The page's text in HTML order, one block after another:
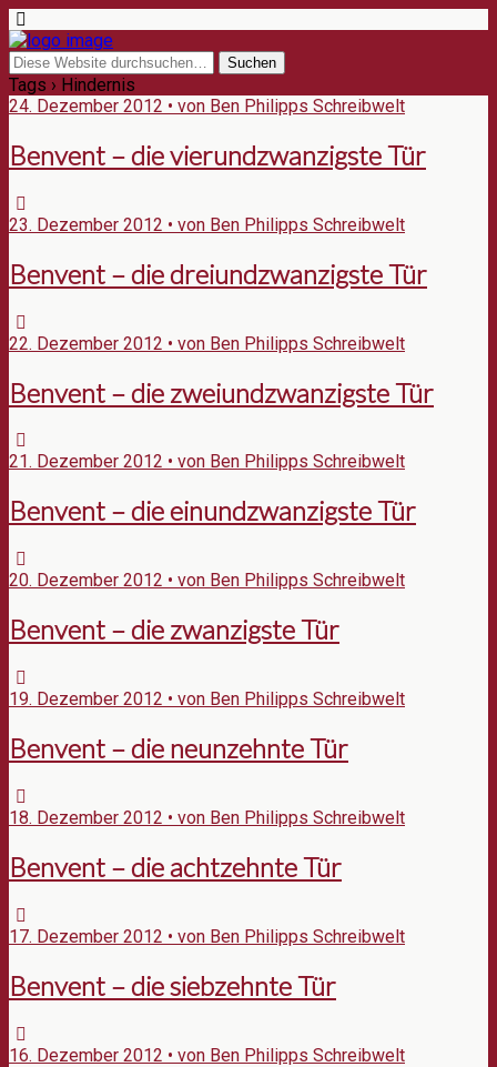
Tags › Hindernis
24. Dezember 2012 • von Ben Philipps Schreibwelt
Benvent – die vierundzwanzigste Tür
23. Dezember 2012 • von Ben Philipps Schreibwelt
Benvent – die dreiundzwanzigste Tür
22. Dezember 2012 • von Ben Philipps Schreibwelt
Benvent – die zweiundzwanzigste Tür
21. Dezember 2012 • von Ben Philipps Schreibwelt
Benvent – die einundzwanzigste Tür
20. Dezember 2012 • von Ben Philipps Schreibwelt
Benvent – die zwanzigste Tür
19. Dezember 2012 • von Ben Philipps Schreibwelt
Benvent – die neunzehnte Tür
18. Dezember 2012 • von Ben Philipps Schreibwelt
Benvent – die achtzehnte Tür
17. Dezember 2012 • von Ben Philipps Schreibwelt
Benvent – die siebzehnte Tür
16. Dezember 2012 • von Ben Philipps Schreibwelt